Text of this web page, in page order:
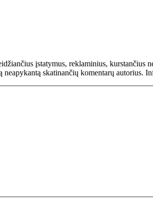
įstatymus, reklaminius, kurstančius
skatinančių komentarų autorius.